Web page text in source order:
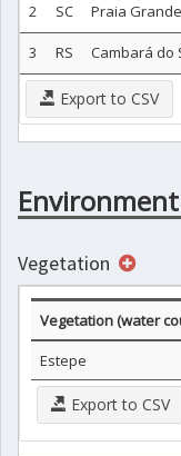
2 SC Praia Grande
3 RS Cambará do
Export to CSV
Environment
Vegetation
Vegetation (water
Estepe
Export to CSV